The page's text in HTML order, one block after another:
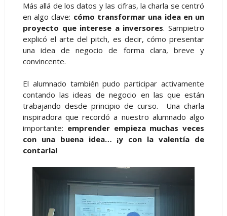
Más allá de los datos y las cifras, la charla se centró
en algo clave: cómo transformar una idea en un
proyecto que interese a inversores. Sampietro
explicó el arte del pitch, es decir, cómo presentar
una idea de negocio de forma clara, breve y
convincente.
El alumnado también pudo participar activamente
contando las ideas de negocio en las que están
trabajando desde principio de curso. Una charla
inspiradora que recordó a nuestro alumnado algo
importante: emprender empieza muchas veces
con una buena idea… ¡y con la valentía de
contarla!